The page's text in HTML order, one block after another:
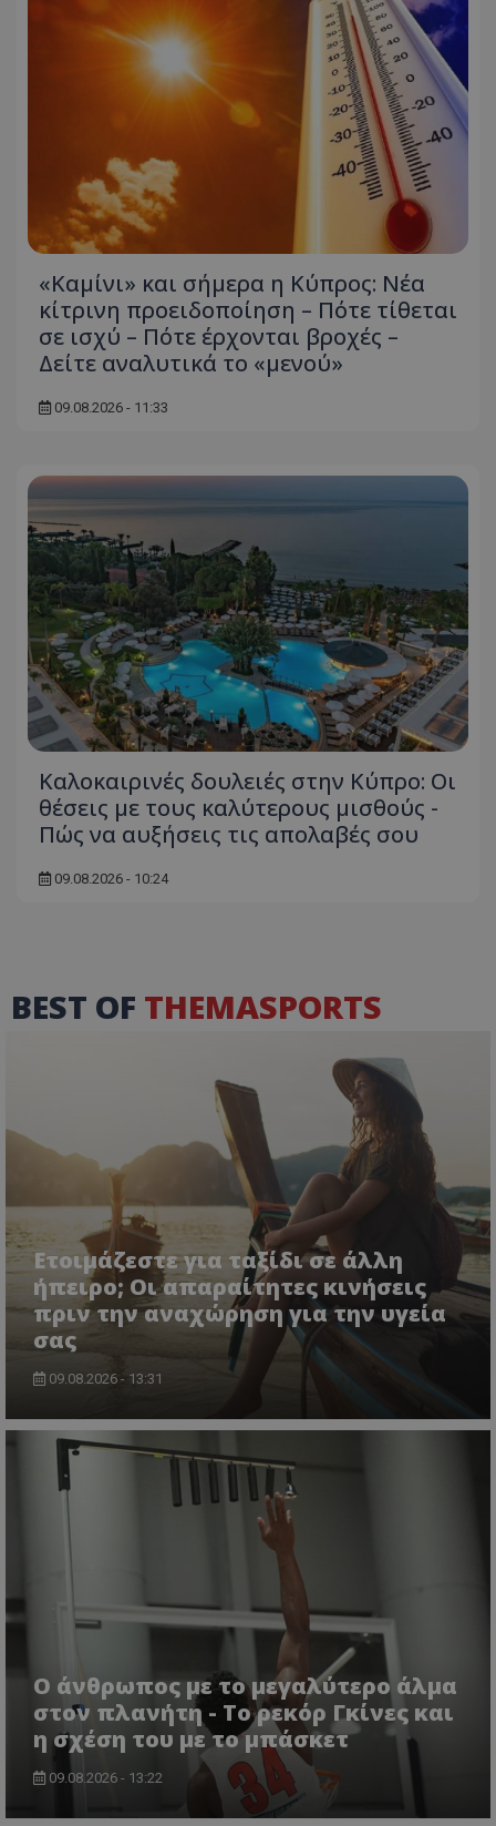
«Καμίνι» και σήμερα η Κύπρος: Νέα
κίτρινη προειδοποίηση – Πότε τίθεται
σε ισχύ – Πότε έρχονται βροχές –
Δείτε αναλυτικά το «μενού»
09.08.2026 - 11:33
Καλοκαιρινές δουλειές στην Κύπρο: Οι
θέσεις με τους καλύτερους μισθούς -
Πώς να αυξήσεις τις απολαβές σου
09.08.2026 - 10:24
BEST OF THEMASPORTS
Ετοιμάζεστε για ταξίδι σε άλλη
ήπειρο; Οι απαραίτητες κινήσεις
πριν την αναχώρηση για την υγεία
σας
09.08.2026 - 13:31
Ο άνθρωπος με το μεγαλύτερο άλμα
στον πλανήτη - Το ρεκόρ Γκίνες και
η σχέση του με το μπάσκετ
09.08.2026 - 13:22